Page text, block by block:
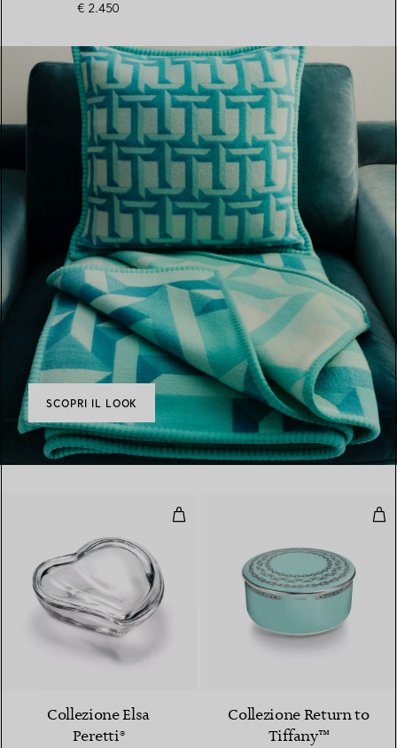
€ 2.450
SCOPRI IL LOOK
Scatola Heart in cristallo
Collezione Elsa
Peretti®
Collezione Return to
Tiffany™